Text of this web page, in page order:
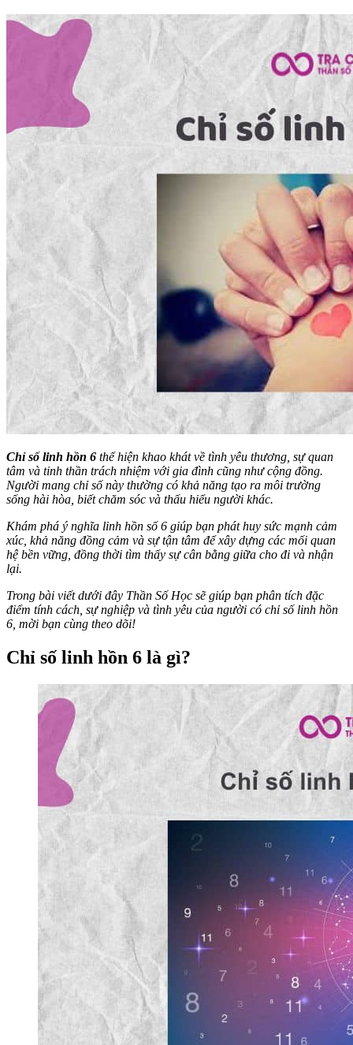
Chỉ số linh hồn 6 thể hiện khao khát về tình yêu thương, sự quan
tâm và tinh thần trách nhiệm với gia đình cũng như cộng đồng.
Người mang chỉ số này thường có khả năng tạo ra môi trường
sống hài hòa, biết chăm sóc và thấu hiểu người khác.
Khám phá ý nghĩa linh hồn số 6 giúp bạn phát huy sức mạnh cảm
xúc, khả năng đồng cảm và sự tận tâm để xây dựng các mối quan
hệ bền vững, đồng thời tìm thấy sự cân bằng giữa cho đi và nhận
lại.
Trong bài viết dưới đây Thần Số Học sẽ giúp bạn phân tích đặc
điểm tính cách, sự nghiệp và tình yêu của người có chỉ số linh hồn
6, mời bạn cùng theo dõi!
Chỉ số linh hồn 6 là gì?